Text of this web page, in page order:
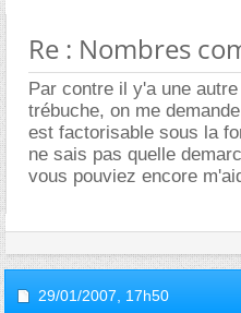
Re : Nombres
Par contre il y'a une
trébuche, on me
est factorisable sous la
ne sais pas quelle
vous pouviez encore
29/01/2007, 17h50